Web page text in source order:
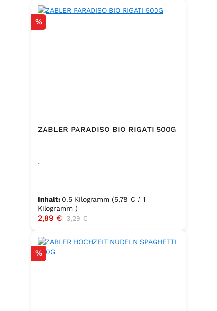
Rabatt
%
ZABLER PARADISO BIO RIGATI 500G
.
Inhalt: 0.5 Kilogramm (5,78 € / 1
Kilogramm )
Verkaufspreis:
2,89 € Regulärer Preis:
3,29 €
Rabatt
%